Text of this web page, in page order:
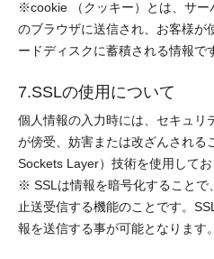
※cookie （クッキー）とは、サー
のブラウザに送信され、お客様が
ードディスクに蓄積される情報で
7.SSLの使用について
個人情報の入力時には、セキュリ
が傍受、妨害または改ざんされる
Sockets Layer）技術を使用してお
※ SSLは情報を暗号化することで
止送受信する機能のことです。
報を送信する事が可能となります。